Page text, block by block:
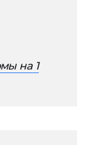
на 1